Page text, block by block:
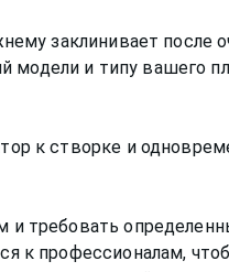
заклинивает после
и типу вашего
к створке и
требовать
к профессионалам,